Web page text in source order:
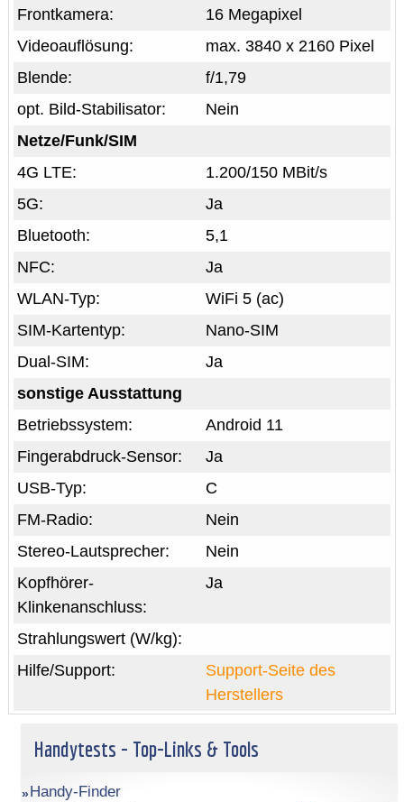
16 Megapixel
Frontkamera:
max. 3840 x 2160 Pixel
Videoauflösung:
f/1,79
Blende:
Nein
opt. Bild-Stabilisator:
Netze/Funk/SIM
1.200/150 MBit/s
4G LTE:
Ja
5G:
5,1
Bluetooth:
Ja
NFC:
WiFi 5 (ac)
WLAN-Typ:
Nano-SIM
SIM-Kartentyp:
Ja
Dual-SIM:
sonstige Ausstattung
Android 11
Betriebssystem:
Ja
Fingerabdruck-Sensor:
C
USB-Typ:
Nein
FM-Radio:
Nein
Stereo-Lautsprecher:
Ja
Kopfhörer-
Klinkenanschluss:
Strahlungswert (W/kg):
Support-Seite des
Herstellers
Hilfe/Support:
Handytests - Top-Links & Tools
Handy-Finder